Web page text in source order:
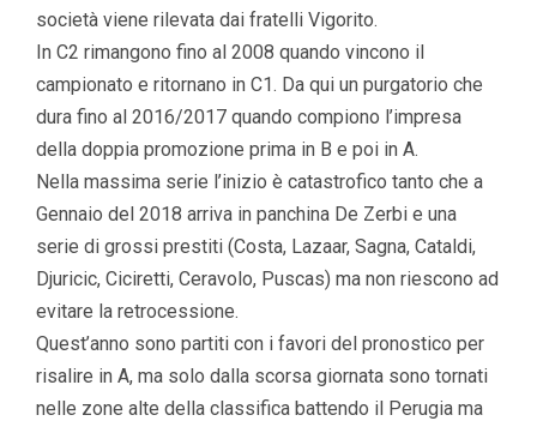
società viene rilevata dai fratelli Vigorito.
In C2 rimangono fino al 2008 quando vincono il
campionato e ritornano in C1. Da qui un purgatorio che
dura fino al 2016/2017 quando compiono l’impresa
della doppia promozione prima in B e poi in A.
Nella massima serie l’inizio è catastrofico tanto che a
Gennaio del 2018 arriva in panchina De Zerbi e una
serie di grossi prestiti (Costa, Lazaar, Sagna, Cataldi,
Djuricic, Ciciretti, Ceravolo, Puscas) ma non riescono ad
evitare la retrocessione.
Quest’anno sono partiti con i favori del pronostico per
risalire in A, ma solo dalla scorsa giornata sono tornati
nelle zone alte della classifica battendo il Perugia ma